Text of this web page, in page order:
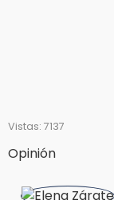
Vistas: 7137
Opinión